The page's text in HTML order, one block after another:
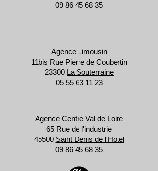
09 86 45 68 35
Agence Limousin
11bis Rue Pierre de Coubertin
23300 La Souterraine
05 55 63 11 23
Agence Centre Val de Loire
65 Rue de l'industrie
45500 Saint Denis de l'Hôtel
09 86 45 68 35